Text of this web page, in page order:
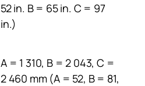
52 in. B = 65 in. C = 97
in.)
A = 1 310, B = 2 043, C =
2 460 mm (A = 52, B = 81,